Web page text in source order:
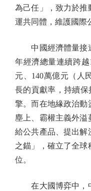
為己任」，致力於推
運共同體，維護國際
中國經濟體量接連
年經濟總量連續跨越
元、140萬億元（人
長的貢獻率，持續保
擎。而在地緣政治動
塵上、霸權主義外
給公共產品、提出解
之錨」，確立了全
位。
在大國博弈中，